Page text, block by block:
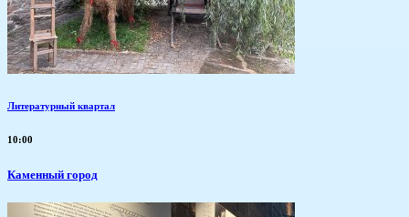
Литературный квартал
10:00
Каменный город